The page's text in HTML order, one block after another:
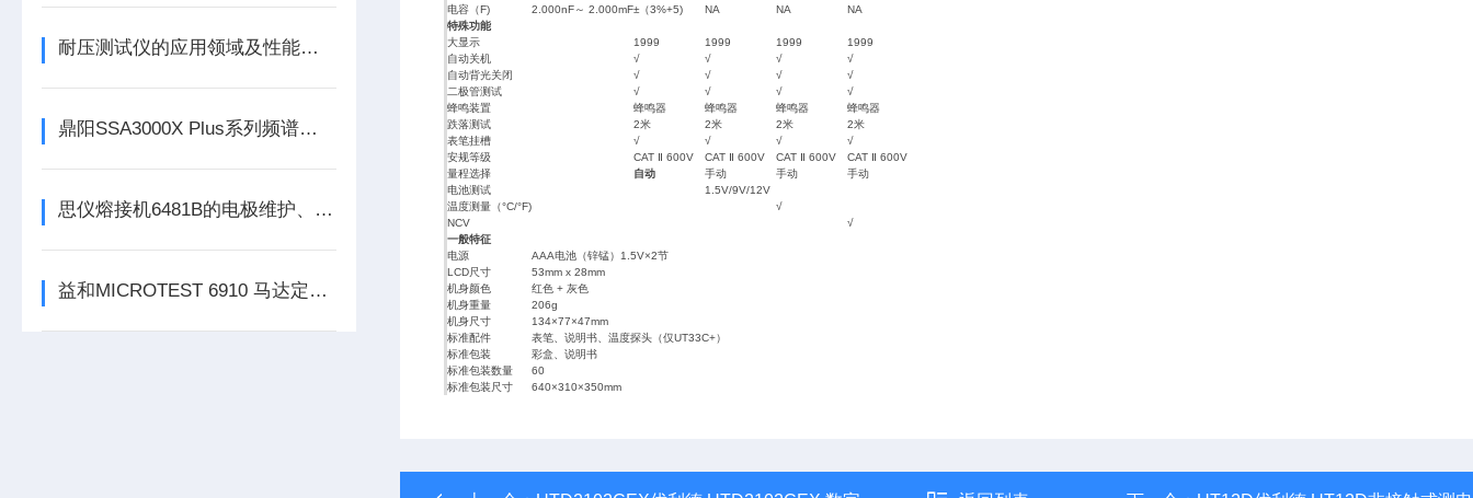
耐压测试仪的应用领域及性能特点
鼎阳SSA3000X Plus系列频谱分析仪
思仪熔接机6481B的电极维护、清洁与更换周期深度解读
益和MICROTEST 6910 马达定子测试系统
电容（F)
2.000nF～ 2.000mF±（3%+5) NA NA
NA
特殊功能
大显示
1999 1999 1999
1999
自动关机
√ √ √
√
自动背光关闭
√ √ √
√
二极管测试
√ √ √
√
蜂鸣装置
蜂鸣器 蜂鸣器 蜂鸣器
蜂鸣器
跌落测试
2米 2米 2米
2米
表笔挂槽
√ √ √
√
安规等级
CAT Ⅱ 600V CAT Ⅱ 600V CAT Ⅱ 600V
CAT Ⅱ 600V
量程选择
自动 手动 手动
手动
电池测试
1.5V/9V/12V
温度测量（°C/°F)
√
NCV
√
一般特征
电源
AAA电池（锌锰）1.5V×2节
LCD尺寸
53mm x 28mm
机身颜色
红色 + 灰色
机身重量
206g
机身尺寸
134×77×47mm
标准配件
表笔、说明书、温度探头（仅UT33C+）
标准包装
彩盒、说明书
标准包装数量
60
标准包装尺寸
640×310×350mm